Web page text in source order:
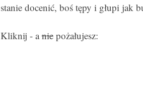
stanie docenić, boś tępy i głupi jak
Kliknij - aniepożałujesz: